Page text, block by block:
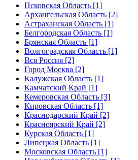
Псковская Область [1]
Архангельская Область [2]
Астраханская Область [1]
Белгородская Область [1]
Брянская Область [1]
Волгоградская Область [1]
Вся Россия [2]
Город Москва [2]
Калужская Область [1]
Камчатский Край [1]
Кемеровская Область [3]
Кировская Область [1]
Краснодарский Край [2]
Красноярский Край [2]
Курская Область [1]
Липецкая Область [1]
Московская Область [1]